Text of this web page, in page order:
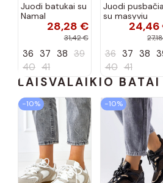
Juodi batukai su
Namal
dekoracija28,28 €
31,42 €
36 37 38 39
40 41
Juodi
su masyviu
padu Teska
24,46
36 37 38
40 41
LAISVALAIKIO BATAI
−10% −10%